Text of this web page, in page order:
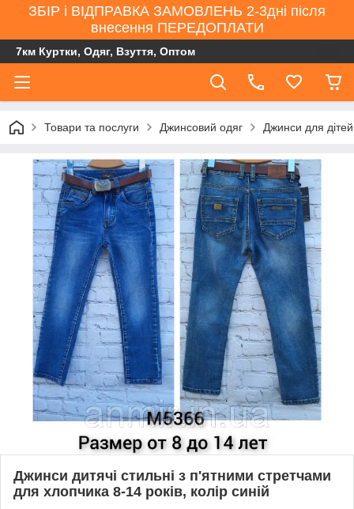
ЗБІР і ВІДПРАВКА ЗАМОВЛЕНЬ 2-3дні після
внесення ПЕРЕДОПЛАТИ
7км Куртки, Одяг, Взуття, Оптом
Товари та послуги Джинсовий одяг Джинси для дітей
Джинси дитячі стильні з п'ятними стретчами
для хлопчика 8-14 років, колір синій